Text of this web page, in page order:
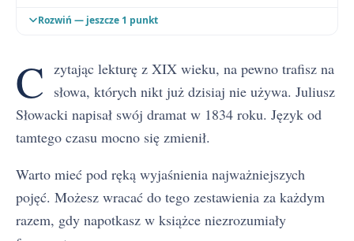
Pojęcia filozoficzne i moralne
Rozwiń — jeszcze 1 punkt
C
zytając lekturę z XIX wieku, na pewno trafisz na
słowa, których nikt już dzisiaj nie używa. Juliusz
Słowacki napisał swój dramat w 1834 roku. Język od
tamtego czasu mocno się zmienił.
Warto mieć pod ręką wyjaśnienia najważniejszych
pojęć. Możesz wracać do tego zestawienia za każdym
razem, gdy napotkasz w książce niezrozumiały